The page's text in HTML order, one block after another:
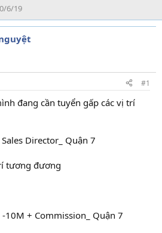
6/19
#1
đang cần tuyển gấp các vị trí
Director_ Quận 7
tương đương
10M + Commission_ Quận 7